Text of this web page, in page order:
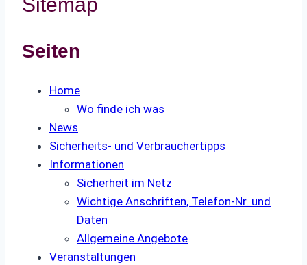
Seiten
Home
Wo finde ich was
News
Sicherheits- und Verbrauchertipps
Informationen
Sicherheit im Netz
Wichtige Anschriften, Telefon-Nr. und
Daten
Allgemeine Angebote
Veranstaltungen